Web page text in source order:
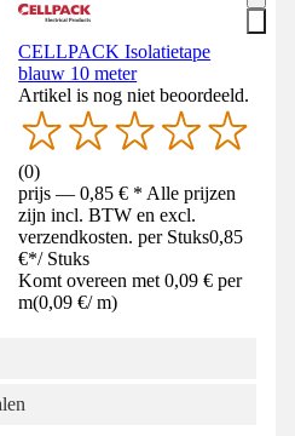
CELLPACK Isolatietape
blauw 10 meter
Artikel is nog niet beoordeeld.
(0)
prijs — 0,85 € * Alle prijzen
zijn incl. BTW en excl.
verzendkosten. per Stuks0,85
€*/ Stuks
Komt overeen met 0,09 € per
m(0,09 €/ m)